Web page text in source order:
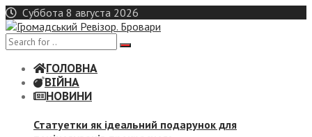
Skip
to
content
Суббота 8 августа 2026
ГОЛОВНА
ВІЙНА
НОВИНИ
Статуетки як ідеальний подарунок для